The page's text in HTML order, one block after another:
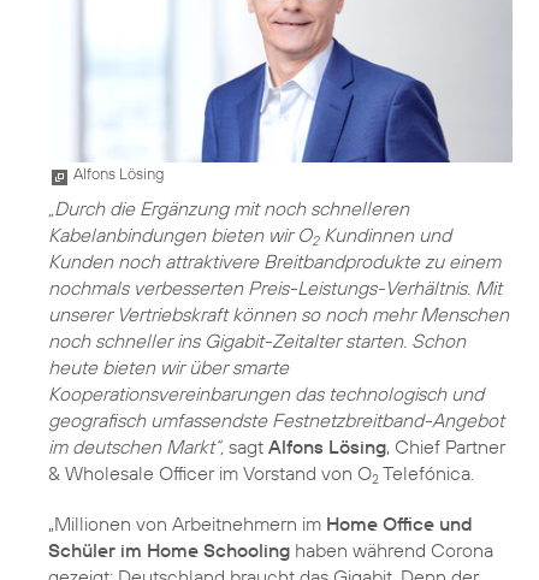
Alfons Lösing
„Durch die Ergänzung mit noch schnelleren
Kabelanbindungen bieten wir O2Kundinnen und
Kunden noch attraktivere Breitbandprodukte zu einem
nochmals verbesserten Preis-Leistungs-Verhältnis. Mit
unserer Vertriebskraft können so noch mehr Menschen
noch schneller ins Gigabit-Zeitalter starten. Schon
heute bieten wir über smarte
Kooperationsvereinbarungen das technologisch und
geografisch umfassendste Festnetzbreitband-Angebot
im deutschen Markt“, sagt Alfons Lösing, Chief Partner
& Wholesale Officer im Vorstand von O2 Telefónica.
„Millionen von Arbeitnehmern im Home Office und
Schüler im Home Schooling haben während Corona